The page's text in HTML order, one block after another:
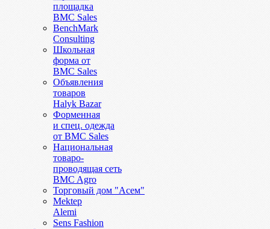
площадка
BMC Sales
BenchMark
Consulting
Школьная
форма от
BMC Sales
Объявления
товаров
Halyk Bazar
Форменная
и спец. одежда
от BMC Sales
Национальная
товаро-
проводящая сеть
BMC Agro
Торговый дом "Асем"
Mektep
Alemi
Sens Fashion